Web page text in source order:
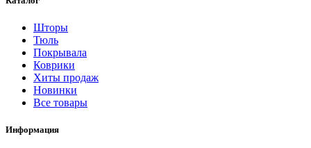
Шторы
Тюль
Покрывала
Коврики
Хиты продаж
Новинки
Все товары
Информация